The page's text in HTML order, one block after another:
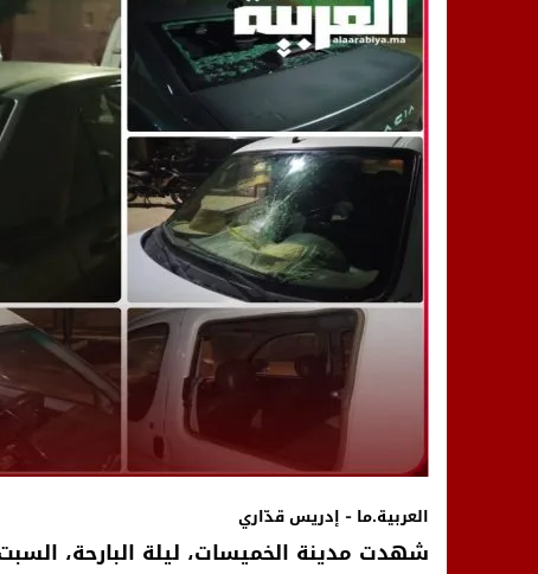
14:25 “العربية.ما” تنشر أخبار تيفلت وأصداء
18:23 طاطا: “اعتداء” على حقوقي يشعل
13:35 عقول الغد تصنع المستقبل: مسابقة “Robot Innov” بمراكش تؤسس لجيل الابتكار والتكنولوجيا
العربية.ما - إدريس قدّاري